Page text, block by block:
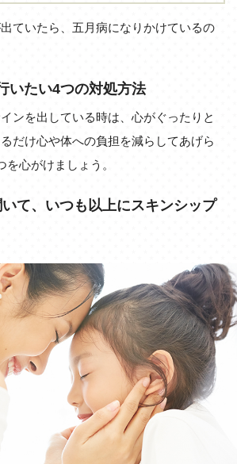
ていたら、五月病になりかけているの
いたい4つの対処方法
ンを出している時は、心がぐったりと
だけ心や体への負担を減らしてあげら
心がけましょう。
て、いつも以上にスキンシップ